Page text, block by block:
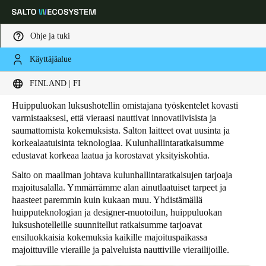
Ohje ja tuki
Käyttäjäalue
FINLAND | FI
Choose your location and language settings
Global Europe North America Caribbean -
Finland Finnish
Germany
Deutsch
Switzerland
DeutschFrançaisItaliano
HOME TOIMIALAT
Luksushotellit
Huippuluokan luksushotellin omistajana työskentelet kovasti
varmistaaksesi, että vieraasi nauttivat innovatiivisista ja
saumattomista kokemuksista. Salton laitteet ovat uusinta ja
korkealaatuisinta teknologiaa. Kulunhallintaratkaisumme
edustavat korkeaa laatua ja korostavat yksityiskohtia.
Salto on maailman johtava kulunhallintaratkaisujen tarjoaja
majoitusalalla. Ymmärrämme alan ainutlaatuiset tarpeet ja
haasteet paremmin kuin kukaan muu. Yhdistämällä
huipputeknologian ja designer-muotoilun, huippuluokan
luksushotelleille suunnitellut ratkaisumme tarjoavat
ensiluokkaisia kokemuksia kaikille majoituspaikassa
majoittuville vieraille ja palveluista nauttiville vierailijoille.